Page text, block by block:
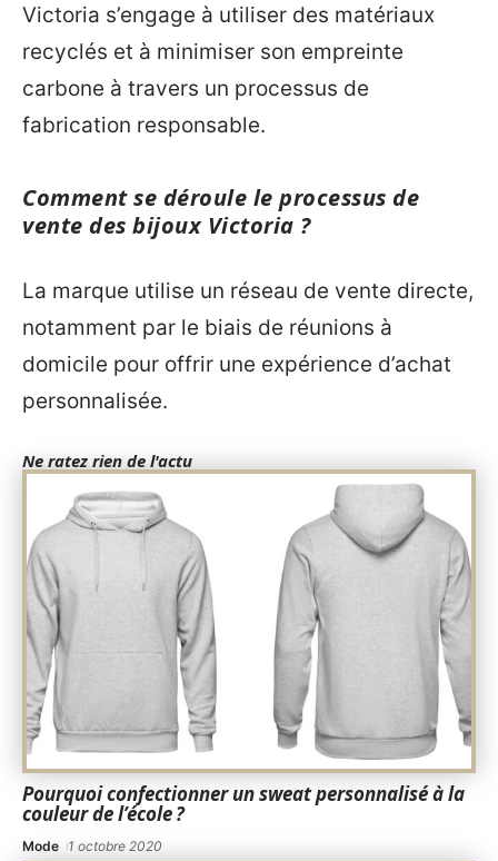
Victoria s’engage à utiliser des matériaux
recyclés et à minimiser son empreinte
carbone à travers un processus de
fabrication responsable.
Comment se déroule le processus de
vente des bijoux Victoria ?
La marque utilise un réseau de vente directe,
notamment par le biais de réunions à
domicile pour offrir une expérience d’achat
personnalisée.
Ne ratez rien de l'actu
Pourquoi confectionner un sweat personnalisé à la
couleur de l’école ?
Mode 1 octobre 2020